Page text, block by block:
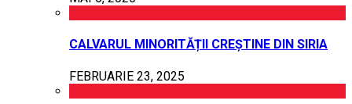
CALVARUL MINORITĂȚII CREȘTINE DIN SIRIA
FEBRUARIE 23, 2025